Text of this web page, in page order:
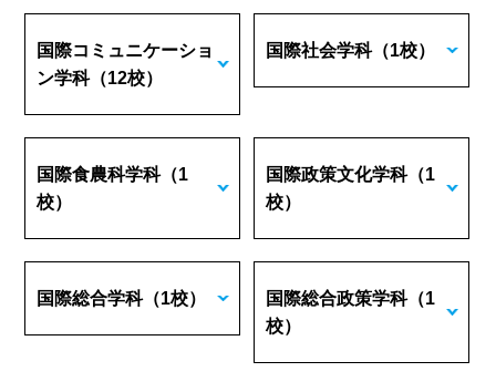
国際コミュニケーショ
ン学科（12校）
国際社会学科（1校）
国際食農科学科（1
校）
国際政策文化学科（1
校）
国際総合学科（1校） 国際総合政策学科（1
校）